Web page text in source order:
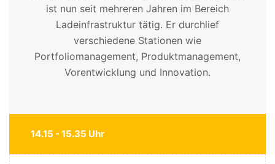
ist nun seit mehreren Jahren im Bereich
Ladeinfrastruktur tätig. Er durchlief
verschiedene Stationen wie
Portfoliomanagement, Produktmanagement,
Vorentwicklung und Innovation.
14.15 - 15.35 Uhr